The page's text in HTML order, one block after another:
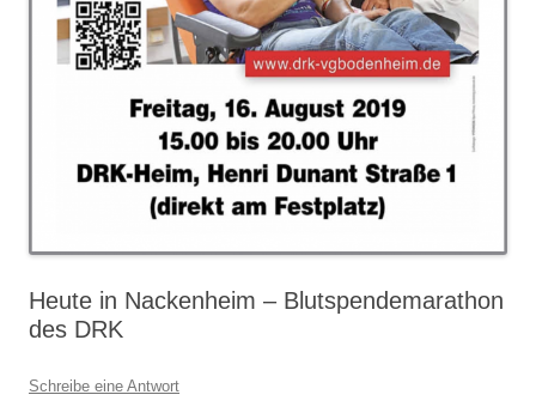
Heute in Nackenheim – Blutspendemarathon
des DRK
Schreibe eine Antwort